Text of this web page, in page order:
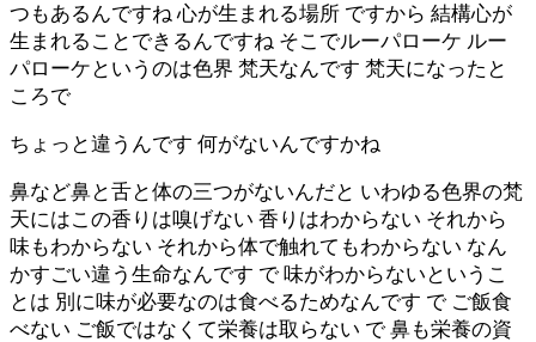
つもあるんですね 心が生まれる場所 ですから 結構心が
生まれることできるんですね そこでルーパローケ ルー
パローケというのは色界 梵天なんです 梵天になったと
ころで
ちょっと違うんです 何がないんですかね
鼻など鼻と舌と体の三つがないんだと いわゆる色界の梵
天にはこの香りは嗅げない 香りはわからない それから
味もわからない それから体で触れてもわからない なん
かすごい違う生命なんです で 味がわからないというこ
とは 別に味が必要なのは食べるためなんです で ご飯食
べない ご飯ではなくて栄養は取らない で 鼻も栄養の資